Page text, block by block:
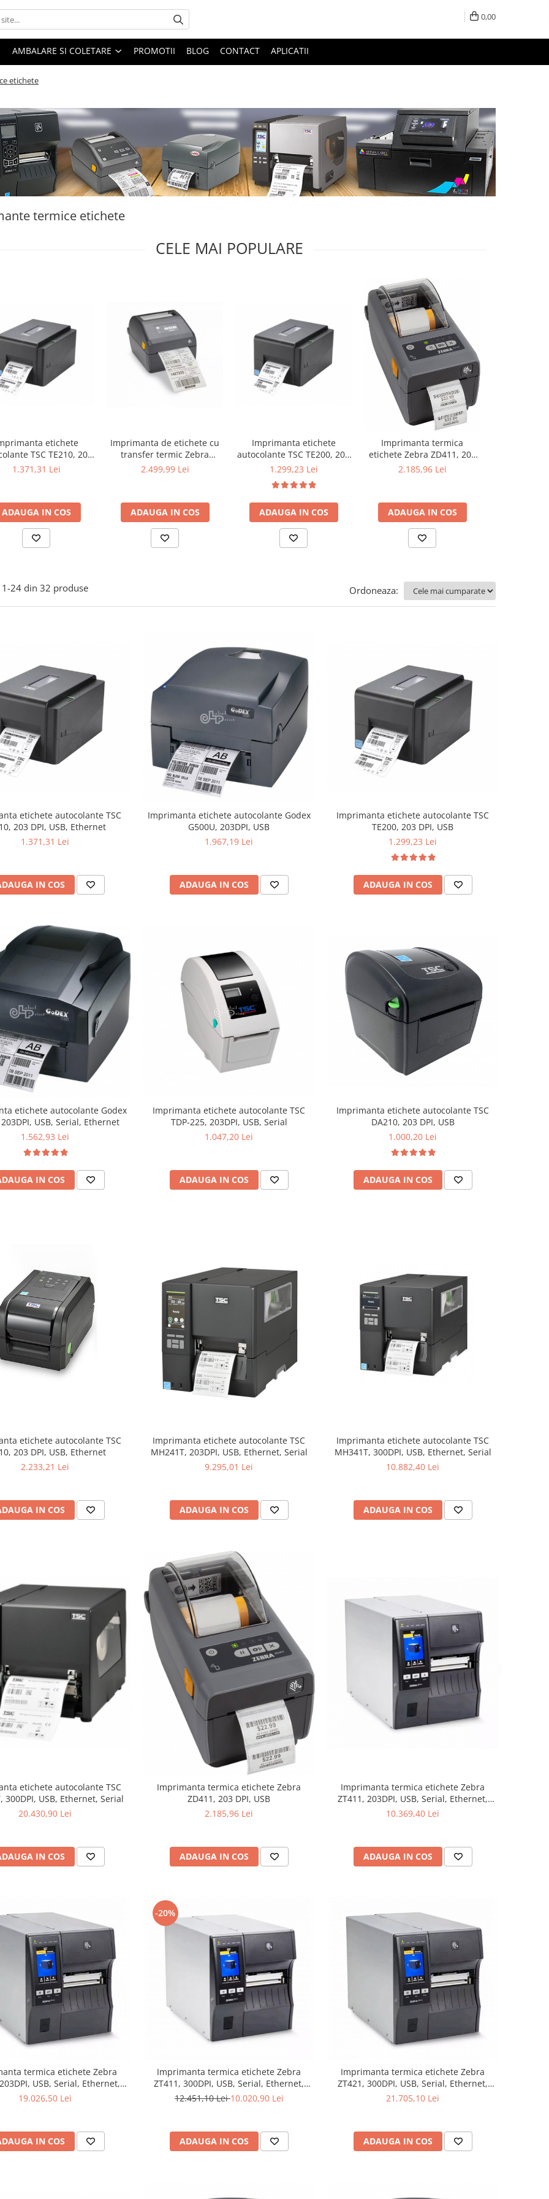
0,00
AMBALARE SI COLETARE PROMOTII BLOG CONTACT APLICATII
etichete
termice etichete
CELE MAI POPULARE
etichete
TSC TE210, 203
USB, Ethernet
1.371,31 Lei
ADAUGA IN COS
Imprimanta de etichete cu
transfer termic Zebra
ZD421D, 203DPI, USB,
2.499,99 Lei
ADAUGA IN COS
Imprimanta etichete
autocolante TSC TE200, 203
DPI, USB
1.299,23 Lei
ADAUGA IN COS
Imprimanta termica
etichete Zebra ZD411, 203
DPI, USB
2.185,96 Lei
ADAUGA IN COS
1-24 din 32 produse Ordoneaza:
etichete autocolante TSC
203 DPI, USB, Ethernet
1.371,31 Lei
IN COS
Imprimanta etichete autocolante Godex
G500U, 203DPI, USB
1.967,19 Lei
ADAUGA IN COS
Imprimanta etichete autocolante TSC
TE200, 203 DPI, USB
1.299,23 Lei
ADAUGA IN COS
etichete autocolante Godex
203DPI, USB, Serial, Ethernet
1.562,93 Lei
IN COS
Imprimanta etichete autocolante TSC
TDP-225, 203DPI, USB, Serial
1.047,20 Lei
ADAUGA IN COS
Imprimanta etichete autocolante TSC
DA210, 203 DPI, USB
1.000,20 Lei
ADAUGA IN COS
etichete autocolante TSC
203 DPI, USB, Ethernet
2.233,21 Lei
IN COS
Imprimanta etichete autocolante TSC
MH241T, 203DPI, USB, Ethernet, Serial
9.295,01 Lei
ADAUGA IN COS
Imprimanta etichete autocolante TSC
MH341T, 300DPI, USB, Ethernet, Serial
10.882,40 Lei
ADAUGA IN COS
etichete autocolante TSC
300DPI, USB, Ethernet, Serial
20.430,90 Lei
IN COS
Imprimanta termica etichete Zebra
ZD411, 203 DPI, USB
2.185,96 Lei
ADAUGA IN COS
Imprimanta termica etichete Zebra
ZT411, 203DPI, USB, Serial, Ethernet,
Bluetooth
10.369,40 Lei
ADAUGA IN COS
termica etichete Zebra
USB, Serial, Ethernet,
Bluetooth
19.026,50 Lei
IN COS
-20%
Imprimanta termica etichete Zebra
ZT411, 300DPI, USB, Serial, Ethernet,
Bluetooth
12.451,10 Lei10.020,90 Lei
ADAUGA IN COS
Imprimanta termica etichete Zebra
ZT421, 300DPI, USB, Serial, Ethernet,
Bluetooth
21.705,10 Lei
ADAUGA IN COS